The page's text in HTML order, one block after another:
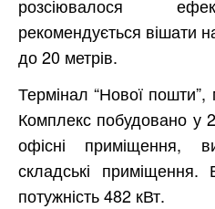
розсіювалося
рекомендується вішати
до 20 метрів.
Термінал “Нової
Комплекс побудовано у
офісні приміщення,
складські приміщення.
потужність 482 кВт.